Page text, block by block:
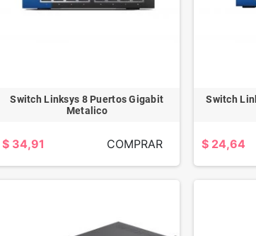
Switch Linksys 8 Puertos Gigabit
Metalico
$ 34,91 COMPRAR
Switch
$ 24,64